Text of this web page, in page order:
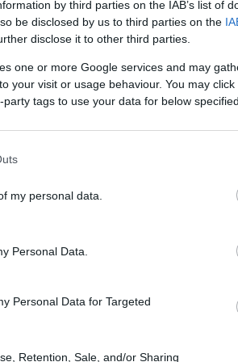
by third parties on the IAB’s list of
be disclosed by us to third parties on the
disclose it to other third parties.
one or more Google services and may
your visit or usage behaviour. You may
tags to use your data for below
my personal data.
Personal Data.
Personal Data for Targeted
Retention, Sale, and/or Sharing
milhares
criptomoedas que teve um
meses. Quando Bitcoin e
ano, o preço LUNA teve
vai explodir em 2022.